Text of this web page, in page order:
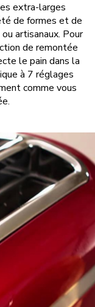
extra-larges
de formes et de
artisanaux. Pour
de remontée
le pain dans la
à 7 réglages
comme vous